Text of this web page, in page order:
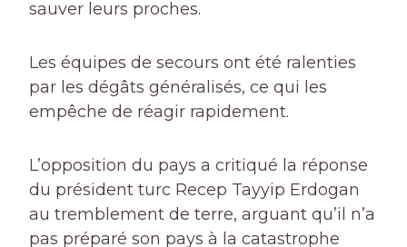
sauver leurs proches.
Les équipes de secours ont été ralenties
par les dégâts généralisés, ce qui les
empêche de réagir rapidement.
L’opposition du pays a critiqué la réponse
du président turc Recep Tayyip Erdogan
au tremblement de terre, arguant qu’il n’a
pas préparé son pays à la catastrophe